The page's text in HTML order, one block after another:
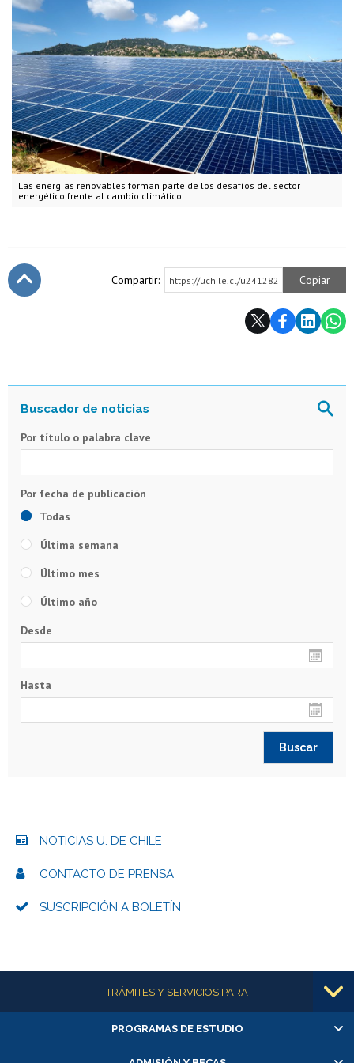
Las energías renovables forman parte de los desafíos del sector
energético frente al cambio climático.
Compartir: https://uchile.cl/u241282 Copiar
Por título o palabra clave
Todas
Última semana
Último mes
Último año
Desde
Hasta
NOTICIAS U. DE CHILE
CONTACTO DE PRENSA
SUSCRIPCIÓN A BOLETÍN
Más informaciónTRÁMITES Y SERVICIOS PARA
Alumnas/os y exalumnas/os
Matrícula en línea
PROGRAMAS DE ESTUDIO